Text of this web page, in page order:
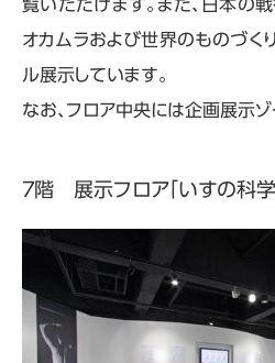
覧いただけます。また、日本の
オカムラおよび世界のものづく
ル展示しています。
なお、フロア中央には企画展示
７階 展示フロア「いすの科学」